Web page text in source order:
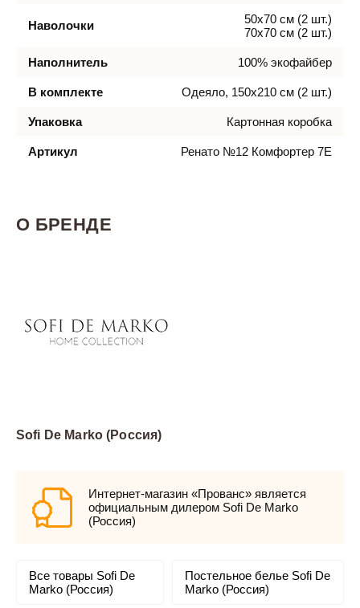
Наволочки
50х70 см (2 шт.)
70х70 см (2 шт.)
Наполнитель 100% экофайбер
В комплекте Одеяло, 150х210 см (2 шт.)
Упаковка Картонная коробка
Артикул Ренато №12 Комфортер 7Е
О БРЕНДЕ
Sofi De Marko (Россия)
Интернет-магазин «Прованс» является
официальным дилером Sofi De Marko
(Россия)
Все товары Sofi De
Marko (Россия)
Постельное белье Sofi De
Marko (Россия)